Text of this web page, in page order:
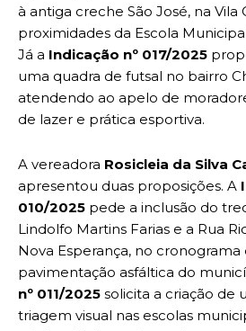
à antiga creche São José, na Vila
proximidades da Escola
Já a Indicação nº 017/2025
uma quadra de futsal no bairro
atendendo ao apelo de
de lazer e prática esportiva.
A vereadora Rosicleia da Silva
apresentou duas proposições. A
010/2025 pede a inclusão do
Lindolfo Martins Farias e a Rua
Nova Esperança, no cronograma
pavimentação asfáltica do
nº 011/2025 solicita a criação de
triagem visual nas escolas